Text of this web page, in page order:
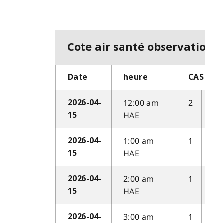
Cote air santé
Date heure CAS
2026-04-
15
12:00 am
HAE
2
2026-04-
15
1:00 am
HAE
1
2026-04-
15
2:00 am
HAE
1
2026-04-
3:00 am
1